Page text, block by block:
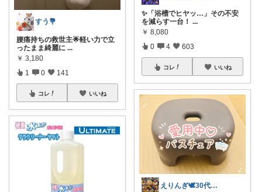
すう💐
腰痛持ちの救世主🌟軽い力で立
ったまま綺麗に ...
￥ 3,180
1 0 141
コレ いいね
✨「浴槽でヒヤッ…」その不安
を減らす一台！ ...
￥ 8,080
0 4 603
コレ いいね
えりんぎ🕊️30代幸せな一人暮らし🌸